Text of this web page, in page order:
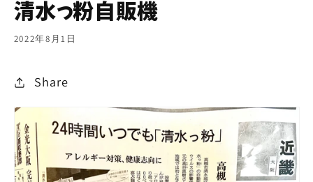
清水っ粉自販機
2022年8月1日
Share